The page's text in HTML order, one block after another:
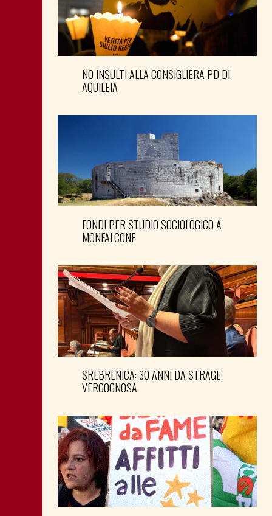
NO INSULTI ALLA CONSIGLIERA PD DI
AQUILEIA
FONDI PER STUDIO SOCIOLOGICO A
MONFALCONE
SREBRENICA: 30 ANNI DA STRAGE
VERGOGNOSA